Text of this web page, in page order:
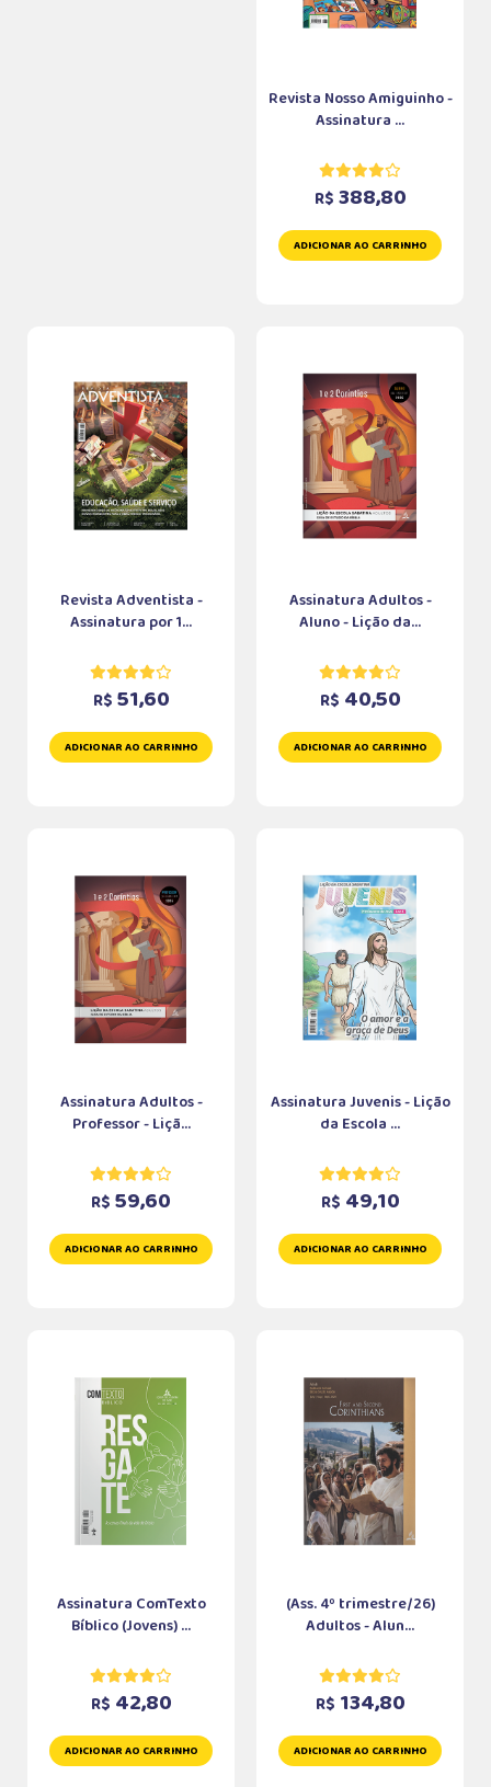
Revista Nosso Amiguinho -
Assinatura ...
R$ 388,80
ADICIONAR AO CARRINHO
Revista Adventista -
Assinatura por 1...
R$ 51,60
ADICIONAR AO CARRINHO
Assinatura Adultos -
Aluno - Lição da...
R$ 40,50
ADICIONAR AO CARRINHO
Assinatura Adultos -
Professor - Liçã...
R$ 59,60
ADICIONAR AO CARRINHO
Assinatura Juvenis - Lição
da Escola ...
R$ 49,10
ADICIONAR AO CARRINHO
Assinatura ComTexto
Bíblico (Jovens) ...
R$ 42,80
ADICIONAR AO CARRINHO
(Ass. 4º trimestre/26)
Adultos - Alun...
R$ 134,80
ADICIONAR AO CARRINHO